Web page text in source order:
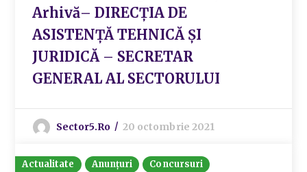
Arhivă– DIRECȚIA DE
ASISTENȚĂ TEHNICĂ ȘI
JURIDICĂ – SECRETAR
GENERAL AL SECTORULUI
Sector5.ro 20 octombrie 2021
Actualitate Anunțuri Concursuri